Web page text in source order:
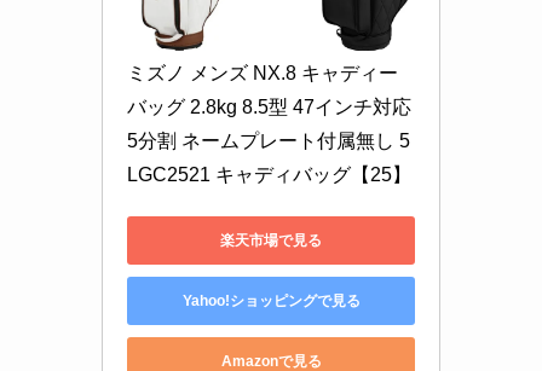
ミズノ メンズ NX.8 キャディー
バッグ 2.8kg 8.5型 47インチ対応
5分割 ネームプレート付属無し 5
LGC2521 キャディバッグ【25】
楽天市場で見る
Yahoo!ショッピングで見る
Amazonで見る